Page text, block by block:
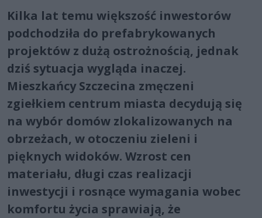
Kilka lat temu większość inwestorów
podchodziła do prefabrykowanych
projektów z dużą ostrożnością, jednak
dziś sytuacja wygląda inaczej.
Mieszkańcy Szczecina zmęczeni
zgiełkiem centrum miasta decydują się
na wybór domów zlokalizowanych na
obrzeżach, w otoczeniu zieleni i
pięknych widoków. Wzrost cen
materiału, długi czas realizacji
inwestycji i rosnące wymagania wobec
komfortu życia sprawiają, że